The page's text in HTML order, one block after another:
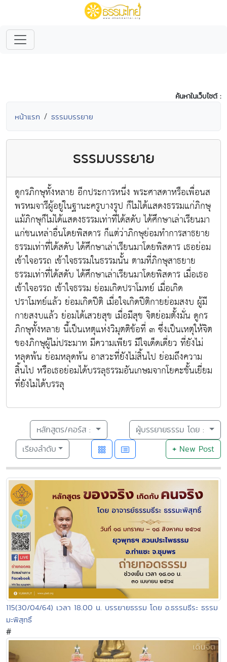
ค้นหาในเว็บไซต์ :
หน้าแรก ธรรมบรรยาย
ธรรมบรรยาย
ดูกรภิกษุทั้งหลาย อีกประการหนึ่ง พระศาสดาหรือเพื่อนส
พรหมจารีผู้อยู่ในฐานะครูบางรูป ก็ไม่ได้แสดงธรรมแก่ภิกษุ
แม้ภิกษุก็ไม่ได้แสดงธรรมเท่าที่ได้สดับ ได้ศึกษาเล่าเรียนมา
แก่ชนเหล่าอื่นโดยพิสดาร ก็แต่ว่าภิกษุย่อมทำการสาธยาย
ธรรมเท่าที่ได้สดับ ได้ศึกษาเล่าเรียนมาโดยพิสดาร เธอย่อม
เข้าใจอรรถ เข้าใจธรรมในธรรมนั้น ตามที่ภิกษุสาธยาย
ธรรมเท่าที่ได้สดับ ได้ศึกษาเล่าเรียนมาโดยพิสดาร เมื่อเธอ
เข้าใจอรรถ เข้าใจธรรม ย่อมเกิดปราโมทย์ เมื่อเกิด
ปราโมทย์แล้ว ย่อมเกิดปีติ เมื่อใจเกิดปีติกายย่อมสงบ ผู้มี
กายสงบแล้ว ย่อมได้เสวยสุข เมื่อมีสุข จิตย่อมตั้งมั่น ดูกร
ภิกษุทั้งหลาย นี้เป็นเหตุแห่งวิมุตติข้อที่ ๓ ซึ่งเป็นเหตุให้จิต
ของภิกษุผู้ไม่ประมาท มีความเพียร มีใจเด็ดเดี่ยว ที่ยังไม่
หลุดพ้น ย่อมหลุดพ้น อาสวะที่ยังไม่สิ้นไป ย่อมถึงความ
สิ้นไป หรือเธอย่อมได้บรรลุธรรมอันเกษมจากโยคะชั้นเยี่ยม
ที่ยังไม่ได้บรรลุ
หลักสูตร/คอร์ส :
ผู้บรรยายธรรม โดย :
เรียงลำดับ
+New Post
115(30/04/64) เวลา 18.00 น. บรรยายธรรม โดย อ.ธรรมธีระ ธรรม
มะพิสุทธิ์
#